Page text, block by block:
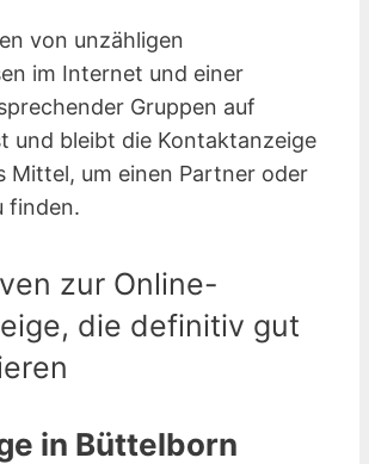
von unzähligen
im Internet und einer
Gruppen auf
und bleibt die Kontaktanzeige
Mittel, um einen Partner oder
finden.
zur Online-
die definitiv gut
in Büttelborn